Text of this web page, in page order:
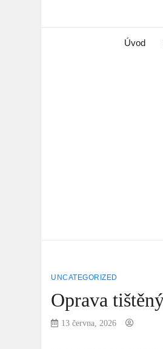
Úvod
UNCATEGORIZED
Oprava
13 června, 2026